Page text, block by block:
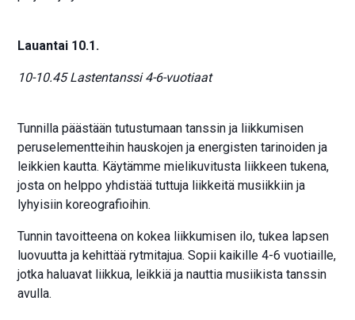
Lauantai 10.1.
10-10.45 Lastentanssi 4-6-vuotiaat
Tunnilla päästään tutustumaan tanssin ja liikkumisen
peruselementteihin hauskojen ja energisten tarinoiden ja
leikkien kautta. Käytämme mielikuvitusta liikkeen tukena,
josta on helppo yhdistää tuttuja liikkeitä musiikkiin ja
lyhyisiin koreografioihin.
Tunnin tavoitteena on kokea liikkumisen ilo, tukea lapsen
luovuutta ja kehittää rytmitajua. Sopii kaikille 4-6 vuotiaille,
jotka haluavat liikkua, leikkiä ja nauttia musiikista tanssin
avulla.